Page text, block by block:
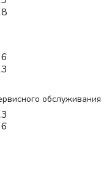
обслуживания